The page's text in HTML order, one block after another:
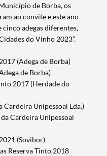
de Borba, os
ao convite e este ano
cinco adegas diferentes,
do Vinho 2023”.
(Adega de Borba)
de Borba)
2017 (Herdade do
Unipessoal Lda.)
Cardeira Unipessoal
(Sovibor)
Reserva Tinto 2018